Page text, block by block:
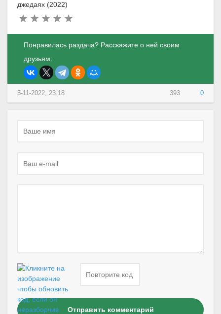
джедаях (2022)
Понравилась раздача? Расскажите о ней своим
друзьям:
393 0
5-11-2022, 23:18
Отправить комментарий